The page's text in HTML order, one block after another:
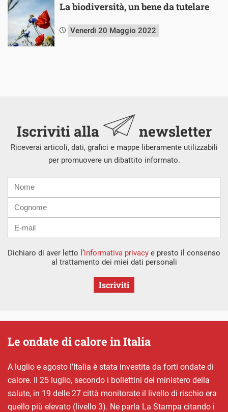
La biodiversità, un bene da tutelare
Venerdì 20 Maggio 2022
Iscriviti alla newsletter
Riceverai articoli, dati, grafici e mappe liberamente utilizzabili
per promuovere un dibattito informato.
mail
Dichiaro di aver letto l’informativa privacy e presto il consenso
al trattamento dei miei dati personali
Iscriviti
Le ondate di calore in Italia
A luglio e agosto l’Italia è stata investita da forti ondate di
calore. Il 25 luglio, secondo i bollettini del ministero della
salute, in 19 delle 27 città monitorate il livello di rischio era
quello più elevato (livello 3). Ne parla La Stampa citando i